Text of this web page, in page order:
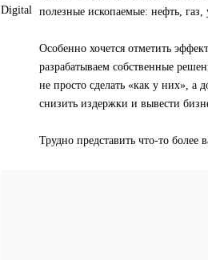
полезные ископаемые: нефть, газ,
Особенно хочется отметить
разрабатываем собственные
не просто сделать «как у них», а
снизить издержки и вывести
Трудно представить что-то более